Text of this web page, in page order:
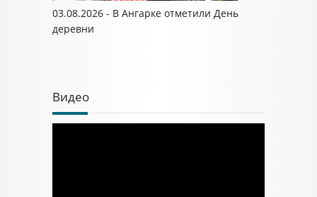
03.08.2026 - В Ангарке отметили День
деревни
Видео